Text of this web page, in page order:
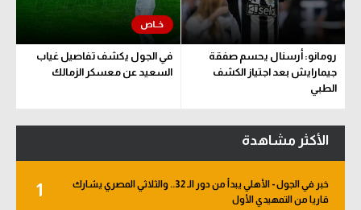
رومانو: أرسنال يحسم صفقة
جيمارايش بعد اجتياز الكشف
الطبي
في الجول يكشف تفاصيل غياب
السعيد عن معسكر الزمالك
الأكثر مشاهدة
1
خبر في الجول - الأهلي يبدأ من دور الـ 32.. والثلاثي المصري يشارك
قاريا من التمهيدي الأول